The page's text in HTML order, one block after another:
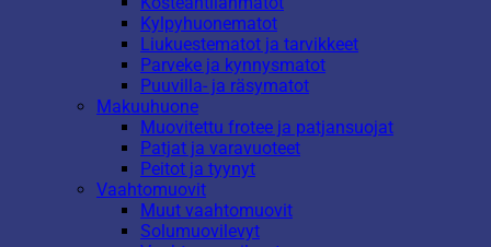
Kylpyhuonematot
Liukuestematot ja tarvikkeet
Parveke ja kynnysmatot
Puuvilla- ja räsymatot
Makuuhuone
Muovitettu frotee ja patjansuojat
Patjat ja varavuoteet
Peitot ja tyynyt
Vaahtomuovit
Muut vaahtomuovit
Solumuovilevyt